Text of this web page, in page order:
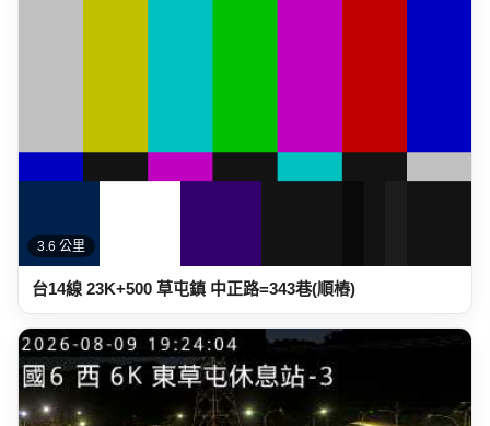
3.6 公里
台14線 23K+500 草屯鎮 中正路=343巷(順樁)